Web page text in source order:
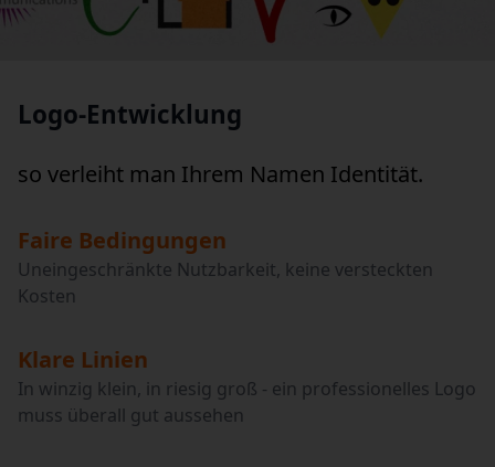
Logo-Entwicklung
so verleiht man Ihrem Namen Identität.
Uneingeschränkte Nutzbarkeit, keine versteckten
Kosten
Faire Bedingungen
In winzig klein, in riesig groß - ein professionelles Logo
muss überall gut aussehen
Klare Linien